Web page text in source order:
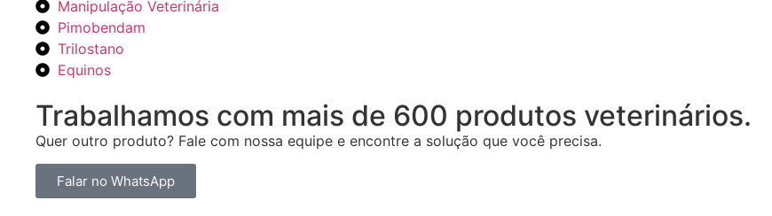
Manipulação Veterinária
Pimobendam
Trilostano
Equinos
Trabalhamos com mais de 600 produtos veterinários.
Quer outro produto? Fale com nossa equipe e encontre a solução que você precisa.
Falar no WhatsApp